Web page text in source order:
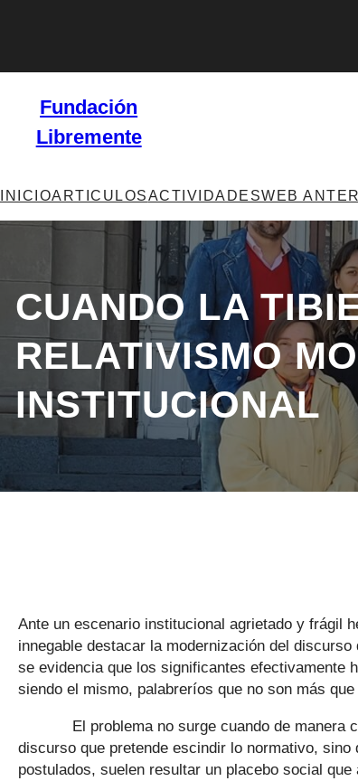
Fundación
Libremente
INICIOARTICULOSACTIVIDADESWEB
CUANDO LA
RELATIVISMO
INSTITUCIONAL
Ante un escenario institucional agrietado y frágil
innegable destacar la modernización del
se evidencia que los significantes efectivamente
siendo el mismo, palabreríos que no son más
El problema no surge cuando de manera
discurso que pretende escindir lo normativo,
postulados, suelen resultar un placebo social